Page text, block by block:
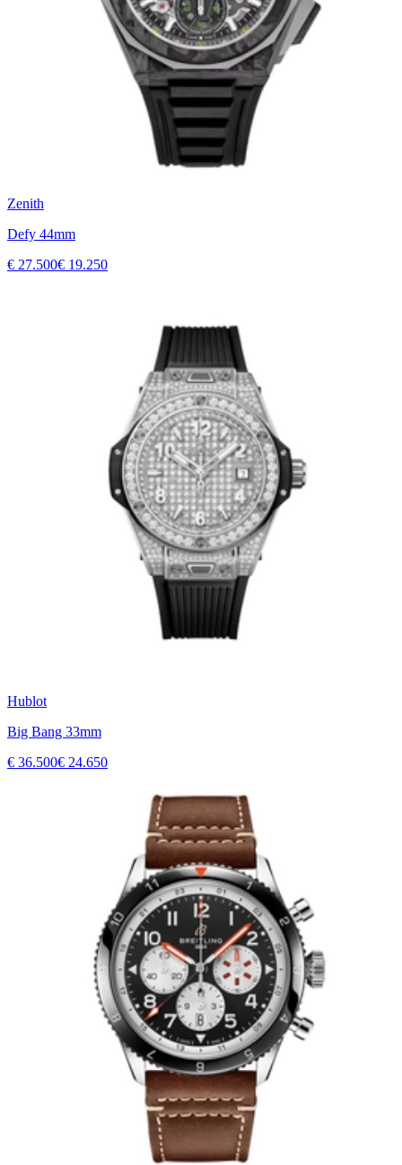
Zenith
Defy 44mm
€ 27.500€ 19.250
Hublot
Big Bang 33mm
€ 36.500€ 24.650